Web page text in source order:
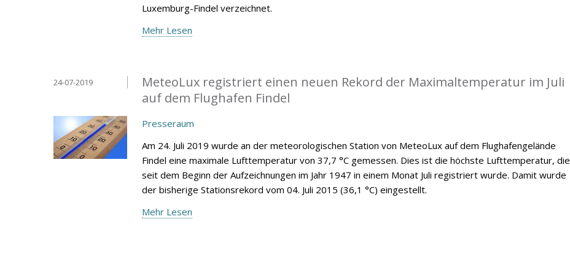
Luxemburg-Findel verzeichnet.
Mehr Lesen
MeteoLux registriert einen neuen Rekord der Maximaltemperatur im Juli
auf dem Flughafen Findel
24-07-2019
Presseraum
Am 24. Juli 2019 wurde an der meteorologischen Station von MeteoLux auf dem Flughafengelände
Findel eine maximale Lufttemperatur von 37,7 °C gemessen. Dies ist die höchste Lufttemperatur, die
seit dem Beginn der Aufzeichnungen im Jahr 1947 in einem Monat Juli registriert wurde. Damit wurde
der bisherige Stationsrekord vom 04. Juli 2015 (36,1 °C) eingestellt.
Mehr Lesen